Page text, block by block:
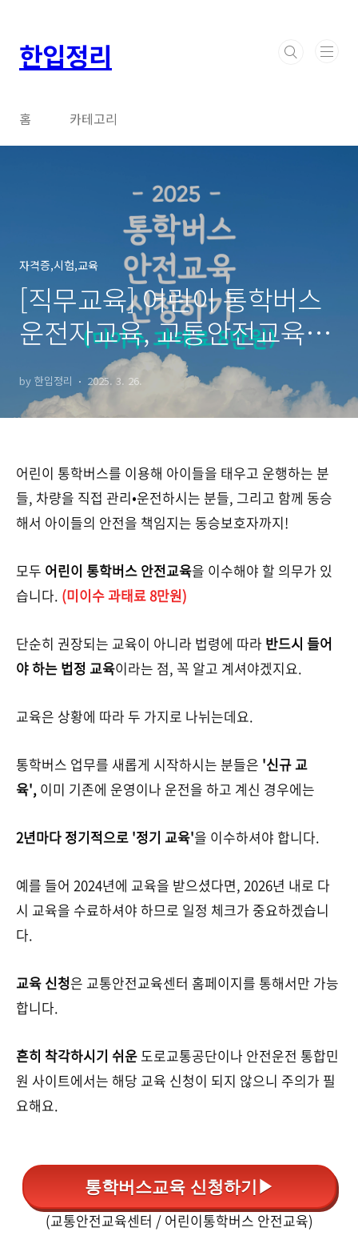
한입정리
홈 카테고리
자격증,시험,교육
[직무교육] 어린이 통학버스
운전자교육, 교통안전교육센
터에서 신청하세요
by 한입정리 2025. 3. 26.
어린이 통학버스를 이용해 아이들을 태우고 운행하는 분
들, 차량을 직접 관리•운전하시는 분들, 그리고 함께 동승
해서 아이들의 안전을 책임지는 동승보호자까지!
모두 어린이 통학버스 안전교육을 이수해야 할 의무가 있
습니다. (미이수 과태료 8만원)
단순히 권장되는 교육이 아니라 법령에 따라 반드시 들어
야 하는 법정 교육이라는 점, 꼭 알고 계셔야겠지요.
교육은 상황에 따라 두 가지로 나뉘는데요.
통학버스 업무를 새롭게 시작하시는 분들은 '신규 교
육', 이미 기존에 운영이나 운전을 하고 계신 경우에는
2년마다 정기적으로 '정기 교육'을 이수하셔야 합니다.
예를 들어 2024년에 교육을 받으셨다면, 2026년 내로 다
시 교육을 수료하셔야 하므로 일정 체크가 중요하겠습니
다.
교육 신청은 교통안전교육센터 홈페이지를 통해서만 가능
합니다.
흔히 착각하시기 쉬운 도로교통공단이나 안전운전 통합민
원 사이트에서는 해당 교육 신청이 되지 않으니 주의가 필
요해요.
통학버스교육 신청하기▶
(교통안전교육센터 / 어린이통학버스 안전교육)